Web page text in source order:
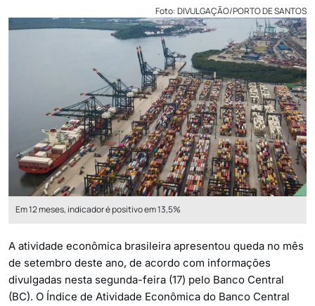
Foto: DIVULGAÇÃO/PORTO DE SANTOS
Em 12 meses, indicador é positivo em 13,5%
A atividade econômica brasileira apresentou queda no mês
de setembro deste ano, de acordo com informações
divulgadas nesta segunda-feira (17) pelo Banco Central
(BC). O Índice de Atividade Econômica do Banco Central